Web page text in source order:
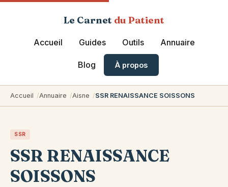
Le Carnet du Patient
Accueil Guides Outils Annuaire
Blog À propos
Accueil Annuaire Aisne SSR RENAISSANCE SOISSONS
SSR
SSR RENAISSANCE
SOISSONS